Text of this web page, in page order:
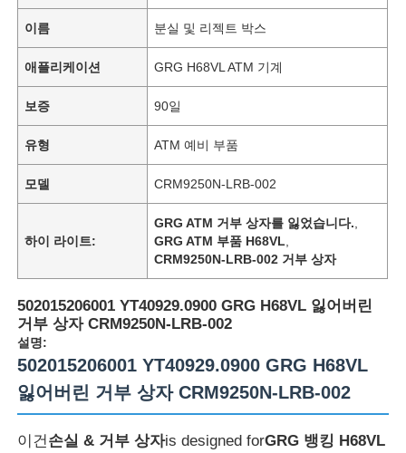
이름 분실 및 리젝트 박스
애플리케이션 GRG H68VL ATM 기계
보증 90일
유형 ATM 예비 부품
모델 CRM9250N-LRB-002
하이 라이트:
GRG ATM 거부 상자를 잃었습니다.
GRG ATM 부품 H68VL
CRM9250N-LRB-002 거부 상자
502015206001 YT40929.0900 GRG H68VL 잃어버린
거부 상자 CRM9250N-LRB-002
설명:
502015206001 YT40929.0900 GRG H68VL
잃어버린 거부 상자 CRM9250N-LRB-002
이건 손실 & 거부 상자is designed forGRG 뱅킹 H68VL